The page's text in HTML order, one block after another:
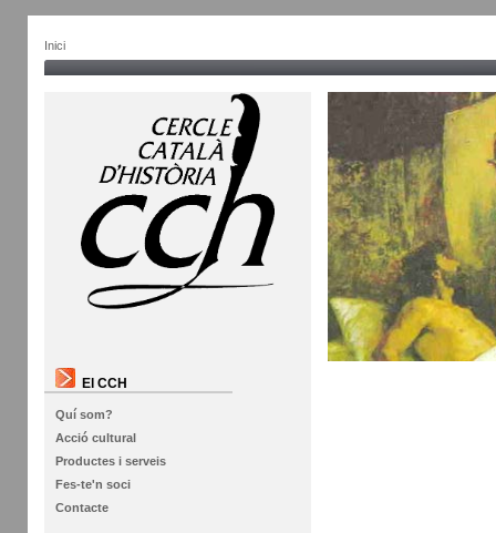
Inici
El CCH
Quí som?
Acció cultural
Productes i serveis
Fes-te'n soci
Contacte